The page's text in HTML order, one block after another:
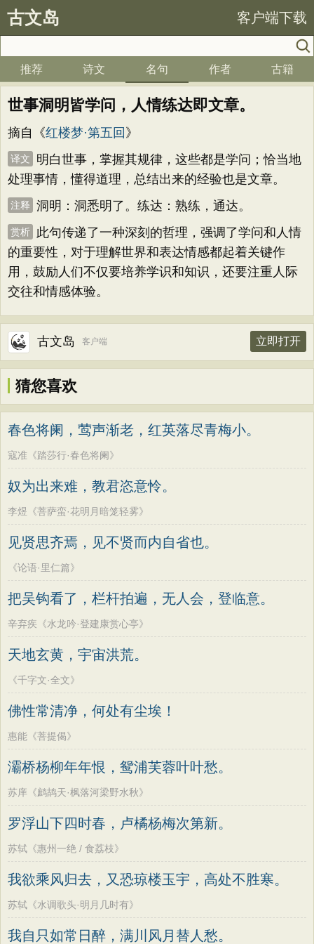
古文岛 客户端下载
推荐 诗文 名句 作者 古籍
世事洞明皆学问，人情练达即文章。
摘自《红楼梦·第五回 》
译文
明白世事，掌握其规律，这些都是学问；恰当地
处理事情，懂得道理，总结出来的经验也是文章。
注释 洞明：洞悉明了。练达：熟练，通达。
赏析
此句传递了一种深刻的哲理，强调了学问和人情
的重要性，对于理解世界和表达情感都起着关键作
用，鼓励人们不仅要培养学识和知识，还要注重人际
交往和情感体验。
古文岛 客户端 立即打开
猜您喜欢
春色将阑，莺声渐老，红英落尽青梅小。
寇准《踏莎行·春色将阑》
奴为出来难，教君恣意怜。
李煜《菩萨蛮·花明月暗笼轻雾》
见贤思齐焉，见不贤而内自省也。
《论语·里仁篇》
把吴钩看了，栏杆拍遍，无人会，登临意。
辛弃疾《水龙吟·登建康赏心亭》
天地玄黄，宇宙洪荒。
《千字文·全文》
佛性常清净，何处有尘埃！
惠能《菩提偈》
灞桥杨柳年年恨，鸳浦芙蓉叶叶愁。
苏庠《鹧鸪天·枫落河梁野水秋》
罗浮山下四时春，卢橘杨梅次第新。
苏轼《惠州一绝 / 食荔枝》
我欲乘风归去，又恐琼楼玉宇，高处不胜寒。
苏轼《水调歌头·明月几时有》
我自只如常日醉，满川风月替人愁。